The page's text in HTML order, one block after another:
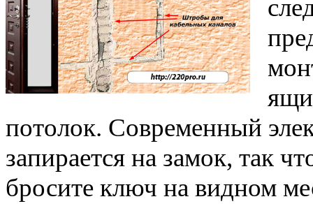
потолок. Современный
запирается на замок, так
бросите ключ на видном